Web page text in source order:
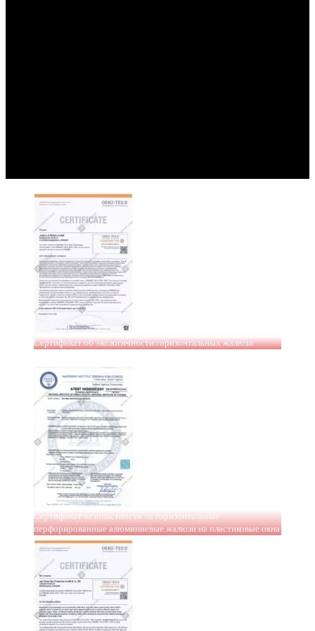
Сертификат об экологичности горизонтальных жалюзи
Сертификат безопастности на горизонтальные
перфорированные алюминиевые жалюзи на пластиковые окна